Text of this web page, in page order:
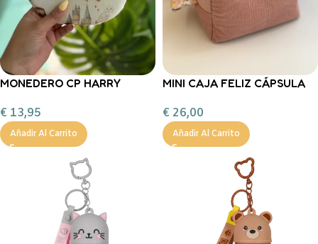
MONEDERO CP HARRY
€ 13,95
Añadir Al Carrito
MINI CAJA FELIZ CÁPSULA
€ 26,00
Añadir Al Carrito